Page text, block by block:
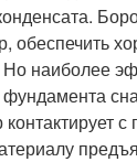
обеспечить
наиболее
с